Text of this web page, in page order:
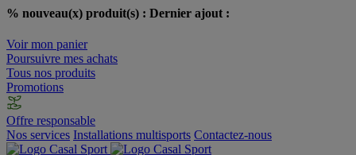
% nouveau(x) produit(s) : Dernier ajout :
Voir mon panier
Poursuivre mes achats
Tous nos produits
Promotions
Offre responsable
Nos services Installations multisports Contactez-nous